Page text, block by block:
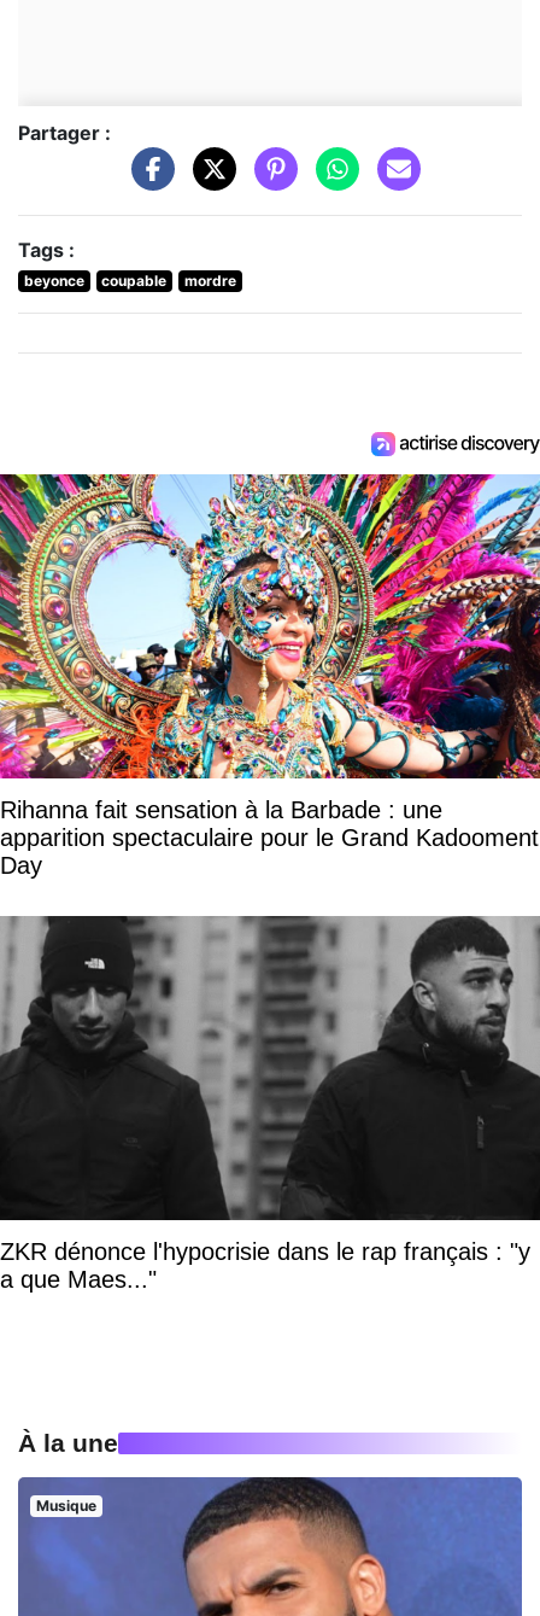
Partager :
Tags :
beyonce coupable mordre
Rihanna fait sensation à la Barbade : une
apparition spectaculaire pour le Grand Kadooment
Day
ZKR dénonce l'hypocrisie dans le rap français : "y
a que Maes..."
À la une
Musique